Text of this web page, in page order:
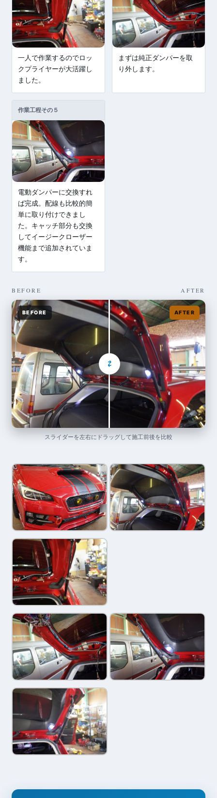
一人で作業するのでロッ
クプライヤーが大活躍し
ました。
まずは純正ダンパーを取
り外します。
作業工程その５
電動ダンパーに交換すれ
ば完成。配線も比較的簡
単に取り付けできまし
た。キャッチ部分も交換
してイージークローザー
機能まで追加されていま
す。
BEFORE AFTER
BEFORE AFTER
⇄
スライダーを左右にドラッグして施工前後を比較